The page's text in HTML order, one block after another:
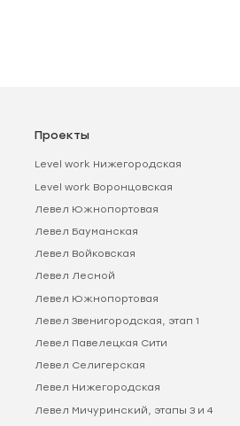
Проекты
Level work Нижегородская
Level work Воронцовская
Левел Южнопортовая
Левел Бауманская
Левел Войковская
Левел Лесной
Левел Южнопортовая
Левел Звенигородская, этап 1
Левел Павелецкая Сити
Левел Селигерская
Левел Нижегородская
Левел Мичуринский, этапы 3 и 4